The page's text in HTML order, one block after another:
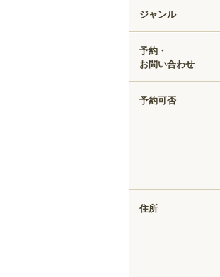
ジャンル
予約・
お問い合わせ
予約可否
住所